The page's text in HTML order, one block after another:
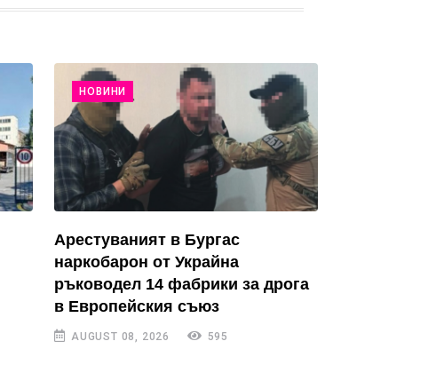
НОВИНИ
Арестуваният в Бургас
наркобарон от Украйна
ръководел 14 фабрики за дрога
в Европейския съюз
AUGUST 08, 2026 595